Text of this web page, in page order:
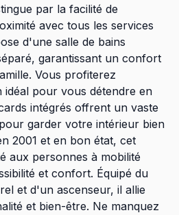
par la facilité de
avec tous les services
d'une salle de bains
garantissant un confort
Vous profiterez
pour vous détendre en
intégrés offrent un vaste
garder votre intérieur bien
2001 et en bon état, cet
aux personnes à mobilité
et confort. Équipé du
et d'un ascenseur, il allie
et bien-être. Ne manquez